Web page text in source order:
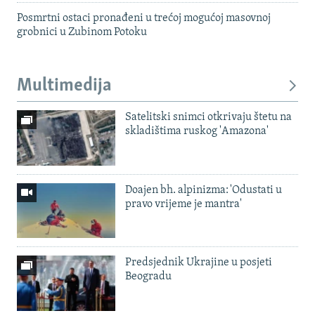
Posmrtni ostaci pronađeni u trećoj mogućoj masovnoj
grobnici u Zubinom Potoku
Multimedija
Satelitski snimci otkrivaju štetu na
skladištima ruskog 'Amazona'
Doajen bh. alpinizma: 'Odustati u
pravo vrijeme je mantra'
Predsjednik Ukrajine u posjeti
Beogradu